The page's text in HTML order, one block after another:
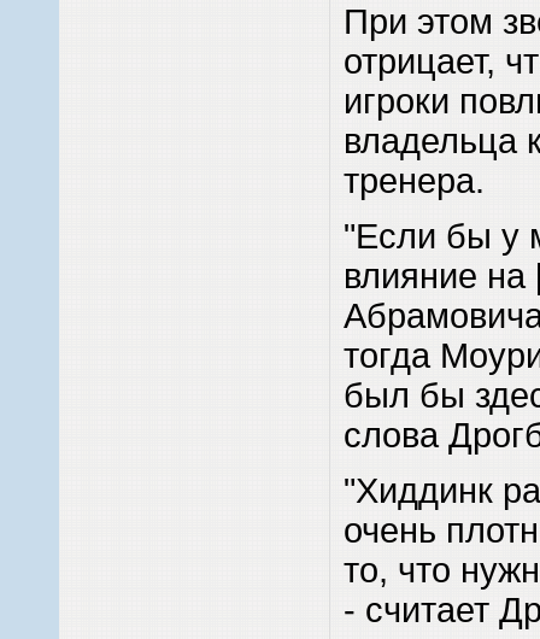
При этом
отрицает,
игроки
владельца
тренера.
"Если бы у
влияние
тогда
был бы
слова
"Хиддинк
очень
то, что
- считает